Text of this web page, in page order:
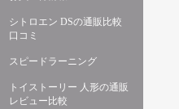
シトロエン DSの通販比較
口コミ
スピードラーニング
トイストーリー 人形の通販
レビュー比較